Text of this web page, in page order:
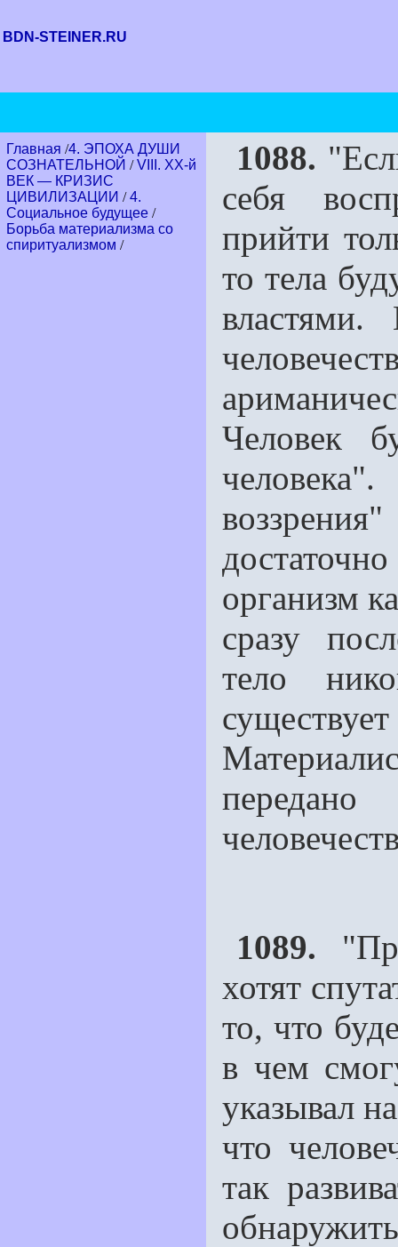
BDN-STEINER.RU
Главная /4. ЭПОХА ДУШИ
СОЗНАТЕЛЬНОЙ /VIII. XX-й
ВЕК — КРИЗИС
ЦИВИЛИЗАЦИИ /4.
Социальное будущее /
Борьба материализма со
спиритуализмом /
1088.
себя
прийти
то тела
властями.
Человек
организм
сразу
тело
1089.
хотят
то, что
в чeм
указывал
что
так